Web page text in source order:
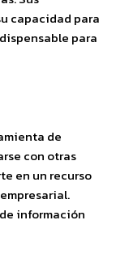
capacidad para
para
de
con otras
en un recurso
información